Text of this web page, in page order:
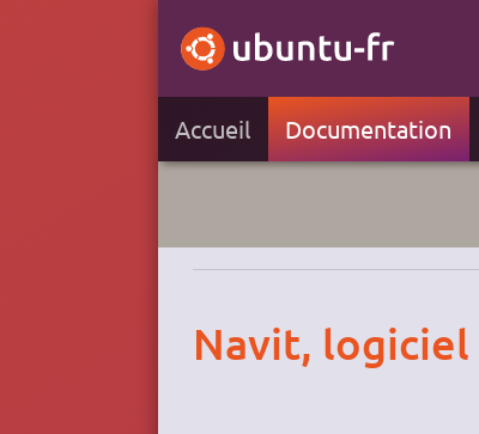
Accueil Documentation
Navit, logiciel